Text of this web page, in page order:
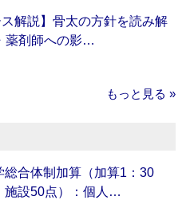
解説】骨太の方針を読み解
薬剤師への影…
もっと見る »
総合体制加算（加算1：30
施設50点）：個人…